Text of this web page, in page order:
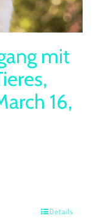
mit
16,
Details